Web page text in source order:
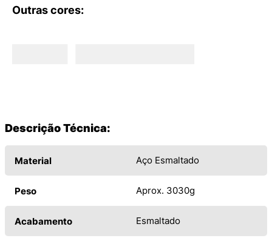
Outras cores:
Descrição Técnica:
Material Aço Esmaltado
Peso Aprox. 3030g
Acabamento Esmaltado